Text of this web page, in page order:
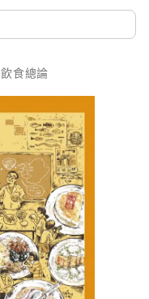
飲食總論